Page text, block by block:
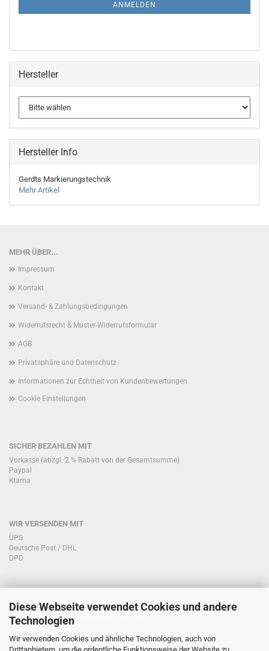
Diese Webseite verwendet Cookies und andere
Technologien
Wir verwenden Cookies und ähnliche Technologien, auch von
Drittanbietern, um die ordentliche Funktionsweise der Website zu
ANMELDEN
Hersteller
Hersteller Info
Gerdts Markierungstechnik
Mehr Artikel
MEHR ÜBER...
Impressum
Kontakt
Versand- & Zahlungsbedingungen
Widerrufsrecht & Muster-Widerrufsformular
AGB
Privatsphäre und Datenschutz
Informationen zur Echtheit von Kundenbewertungen
Cookie Einstellungen
SICHER BEZAHLEN MIT
Vorkasse (abzgl. 2 % Rabatt von der Gesamtsumme)
Paypal
Klarna
WIR VERSENDEN MIT
UPS
Deutsche Post / DHL
DPD
KONTAKT KUNDENSERVICE
Sie haben Fragen zu unseren Produkten?
Telefon: